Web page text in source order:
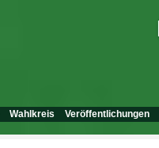
Wahlkreis Veröffentlichungen